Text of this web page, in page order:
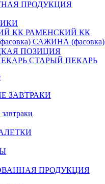
ПРОДУКЦИЯ
РАМЕНСКИЙ КК
САЖИНА (фасовка)
ПОЗИЦИЯ
СТАРЫЙ ПЕКАРЬ
ЗАВТРАКИ
ПРОДУКЦИЯ